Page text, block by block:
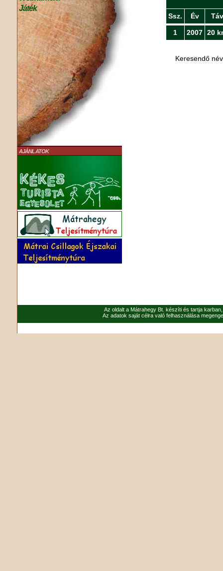
Játék
AJÁNLATOK
Ssz. Év Táv
1 2007 20
Keresendő
Az oldalt a Mátrahegy Bt. készíti és tartja
Az adatok saját célra való felhasználása